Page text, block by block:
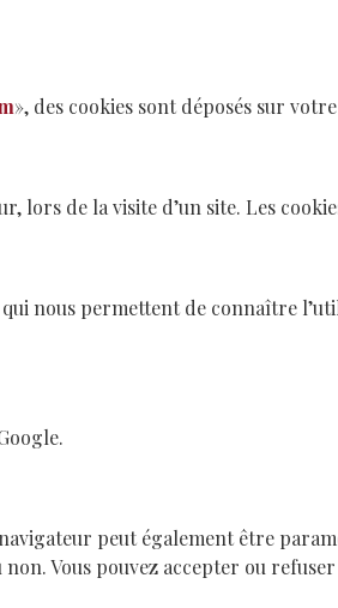
», des cookies sont déposés sur
de la visite d’un site. Les
qui nous permettent de connaître
peut également être
Vous pouvez accepter ou refuser